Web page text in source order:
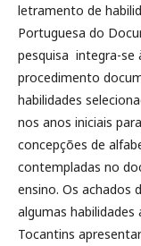
letramento de
Portuguesa do
pesquisa integra-se
procedimento
habilidades
nos anos iniciais
concepções de
contempladas no
ensino. Os achados
algumas
Tocantins